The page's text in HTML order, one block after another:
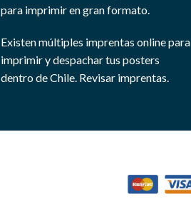
para imprimir en gran formato.
Existen múltiples imprentas online para
imprimir y despachar tus posters
dentro de Chile. Revisar imprentas.